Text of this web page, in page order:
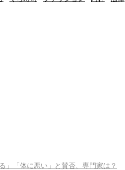
「体に悪い」と賛否、専門家は？